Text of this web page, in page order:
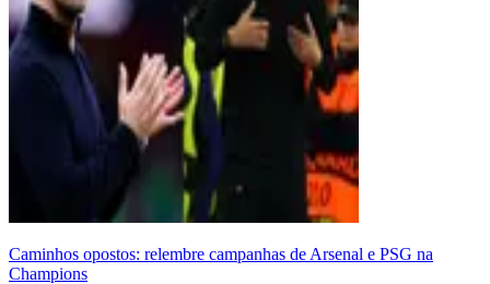
Caminhos opostos: relembre campanhas de Arsenal e PSG na
Champions